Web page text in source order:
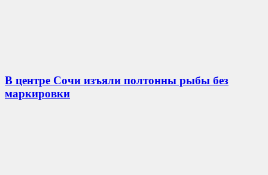
В центре Сочи изъяли полтонны рыбы без
маркировки